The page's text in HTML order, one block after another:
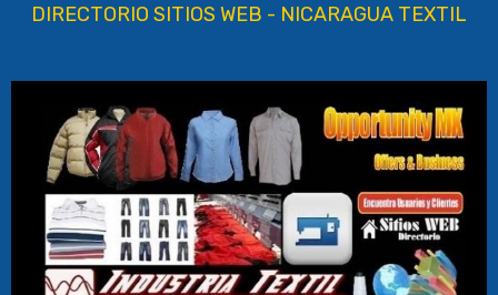
DIRECTORIO SITIOS WEB - NICARAGUA TEXTIL